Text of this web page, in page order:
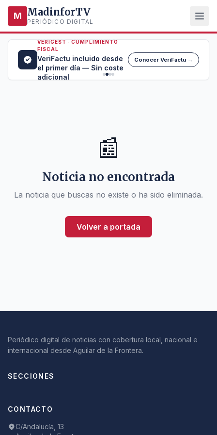
M MadinforTV
PERIÓDICO DIGITAL
VERIGEST · CUMPLIMIENTO
FISCAL
VeriFactu incluido desde
el primer día — Sin coste
adicional
Conocer VeriFactu →
📰
Noticia no encontrada
La noticia que buscas no existe o ha sido eliminada.
Volver a portada
Periódico digital de noticias con cobertura local, nacional e
internacional desde Aguilar de la Frontera.
SECCIONES
CONTACTO
C/Andalucía, 13